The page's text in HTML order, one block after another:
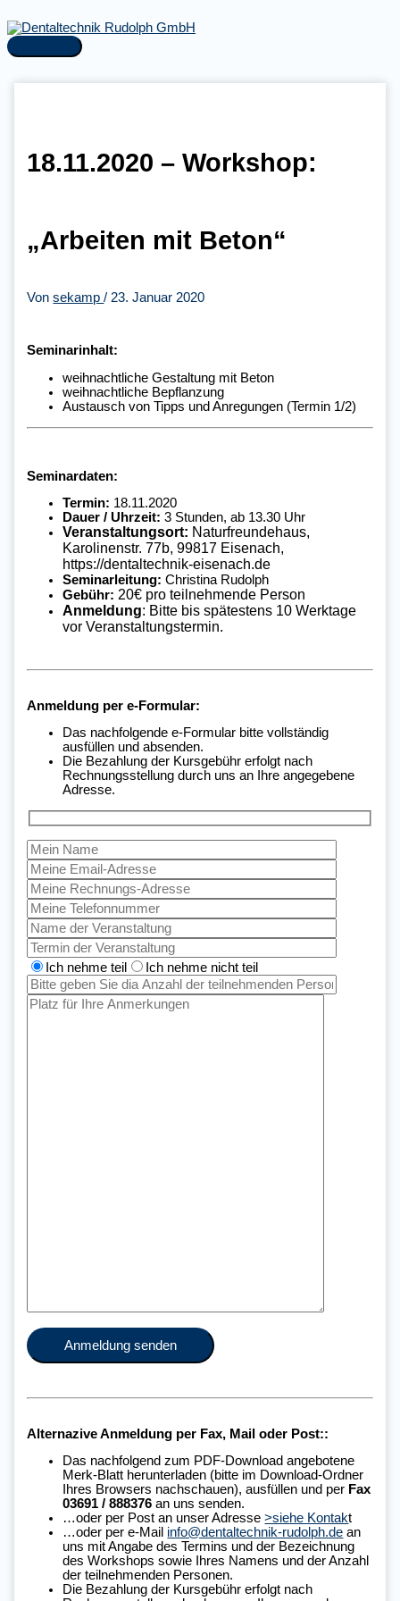
Inhalt
springen
Hauptmenü
18.11.2020 – Workshop:
„Arbeiten mit Beton“
Vonsekamp/ 23. Januar 2020
Seminarinhalt:
weihnachtliche Gestaltung mit Beton
weihnachtliche Bepflanzung
Austausch von Tipps und Anregungen (Termin 1/2)
Seminardaten:
Termin: 18.11.2020
Dauer / Uhrzeit: 3 Stunden, ab 13.30 Uhr
Veranstaltungsort: Naturfreundehaus,
Karolinenstr. 77b, 99817 Eisenach,
https://dentaltechnik-eisenach.de
Seminarleitung:Christina Rudolph
Gebühr:20€ pro teilnehmende Person
Anmeldung: Bitte bis spätestens 10 Werktage
vor Veranstaltungstermin.
Anmeldung per e-Formular:
Das nachfolgende e-Formular bitte vollständig
ausfüllen und absenden.
Die Bezahlung der Kursgebühr erfolgt nach
Rechnungsstellung durch uns an Ihre angegebene
Adresse.
Ich nehme teil Ich nehme nicht teil
Alternazive Anmeldung per Fax, Mail oder Post::
Das nachfolgend zum PDF-Download angebotene
Merk-Blatt herunterladen (bitte im Download-Ordner
Ihres Browsers nachschauen), ausfüllen und per Fax
03691 / 888376 an uns senden.
…oder per Post an unser Adresse>siehe Kontakt
…oder per e-Mail info@dentaltechnik-rudolph.de an
uns mit Angabe des Termins und der Bezeichnung
des Workshops sowie Ihres Namens und der Anzahl
der teilnehmenden Personen.
Die Bezahlung der Kursgebühr erfolgt nach